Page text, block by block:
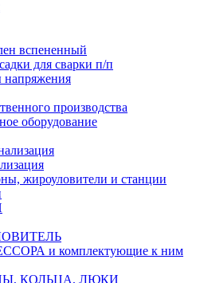
вспененный
для сварки п/п
напряжения
производства
оборудование
жироуловители и станции
и комплектующие к ним
КОЛЬЦА, ЛЮКИ